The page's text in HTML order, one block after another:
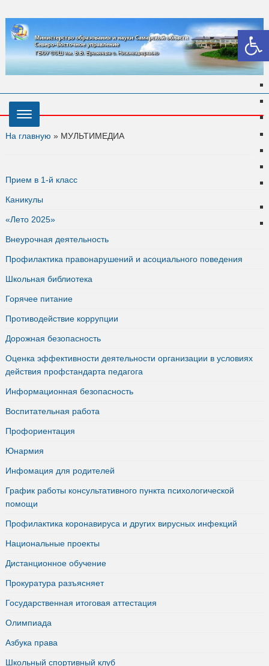
На главную » МУЛЬТИМЕДИА
Прием в 1-й класс
Каникулы
«Лето 2025»
Внеурочная деятельность
Профилактика правонарушений и асоциального поведения
Школьная библиотека
Горячее питание
Противодействие коррупции
Дорожная безопасность
Оценка эффективности деятельности организации в условиях
действия профстандарта педагога
Информационная безопасность
Воспитательная работа
Профориентация
Юнармия
Инфомация для родителей
График работы консультативного пункта психологической
помощи
Профилактика коронавируса и других вирусных инфекций
Национальные проекты
Дистанционное обучение
Прокуратура разъясняет
Государственная итоговая аттестация
Олимпиада
Азбука права
Школьный спортивный клуб